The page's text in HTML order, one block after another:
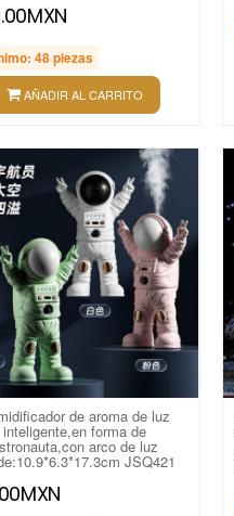
48 piezas
AÑADIR AL CARRITO
de aroma de luz
inteligente,en forma de
arco de luz
JSQ421